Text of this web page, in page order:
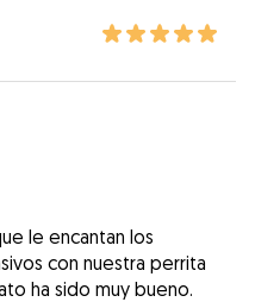
le encantan los
con nuestra perrita
ha sido muy bueno.